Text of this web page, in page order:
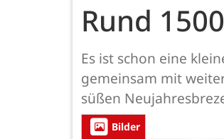
Rund
Es ist schon eine
gemeinsam mit
süßen
Bilder